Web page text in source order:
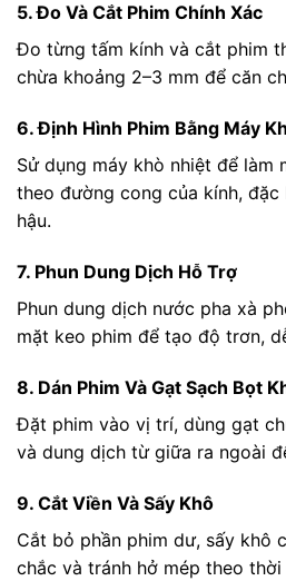
5. Đo Và Cắt Phim Chính Xác
Đo từng tấm kính và cắt phim
chừa khoảng 2–3 mm để căn
6. Định Hình Phim Bằng Máy
Sử dụng máy khò nhiệt để làm
theo đường cong của kính,
hậu.
7. Phun Dung Dịch Hỗ Trợ
Phun dung dịch nước pha xà
mặt keo phim để tạo độ trơn,
8. Dán Phim Và Gạt Sạch Bọt
Đặt phim vào vị trí, dùng gạt
và dung dịch từ giữa ra ngoài
9. Cắt Viền Và Sấy Khô
Cắt bỏ phần phim dư, sấy khô
chắc và tránh hở mép theo thời